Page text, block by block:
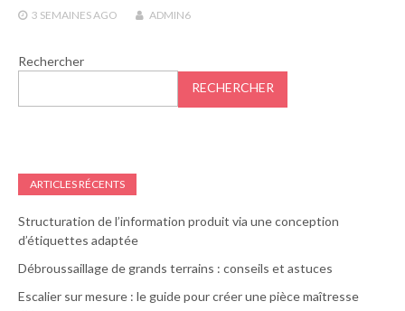
3 SEMAINESAGO ADMIN6
Rechercher
RECHERCHER
ARTICLES RÉCENTS
Structuration de l’information produit via une conception
d’étiquettes adaptée
Débroussaillage de grands terrains : conseils et astuces
Escalier sur mesure : le guide pour créer une pièce maîtresse